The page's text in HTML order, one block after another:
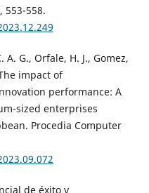
553-558.
A. G., Orfale, H. J., Gomez,
impact of
performance: A
sized enterprises
Procedia Computer
de éxito y